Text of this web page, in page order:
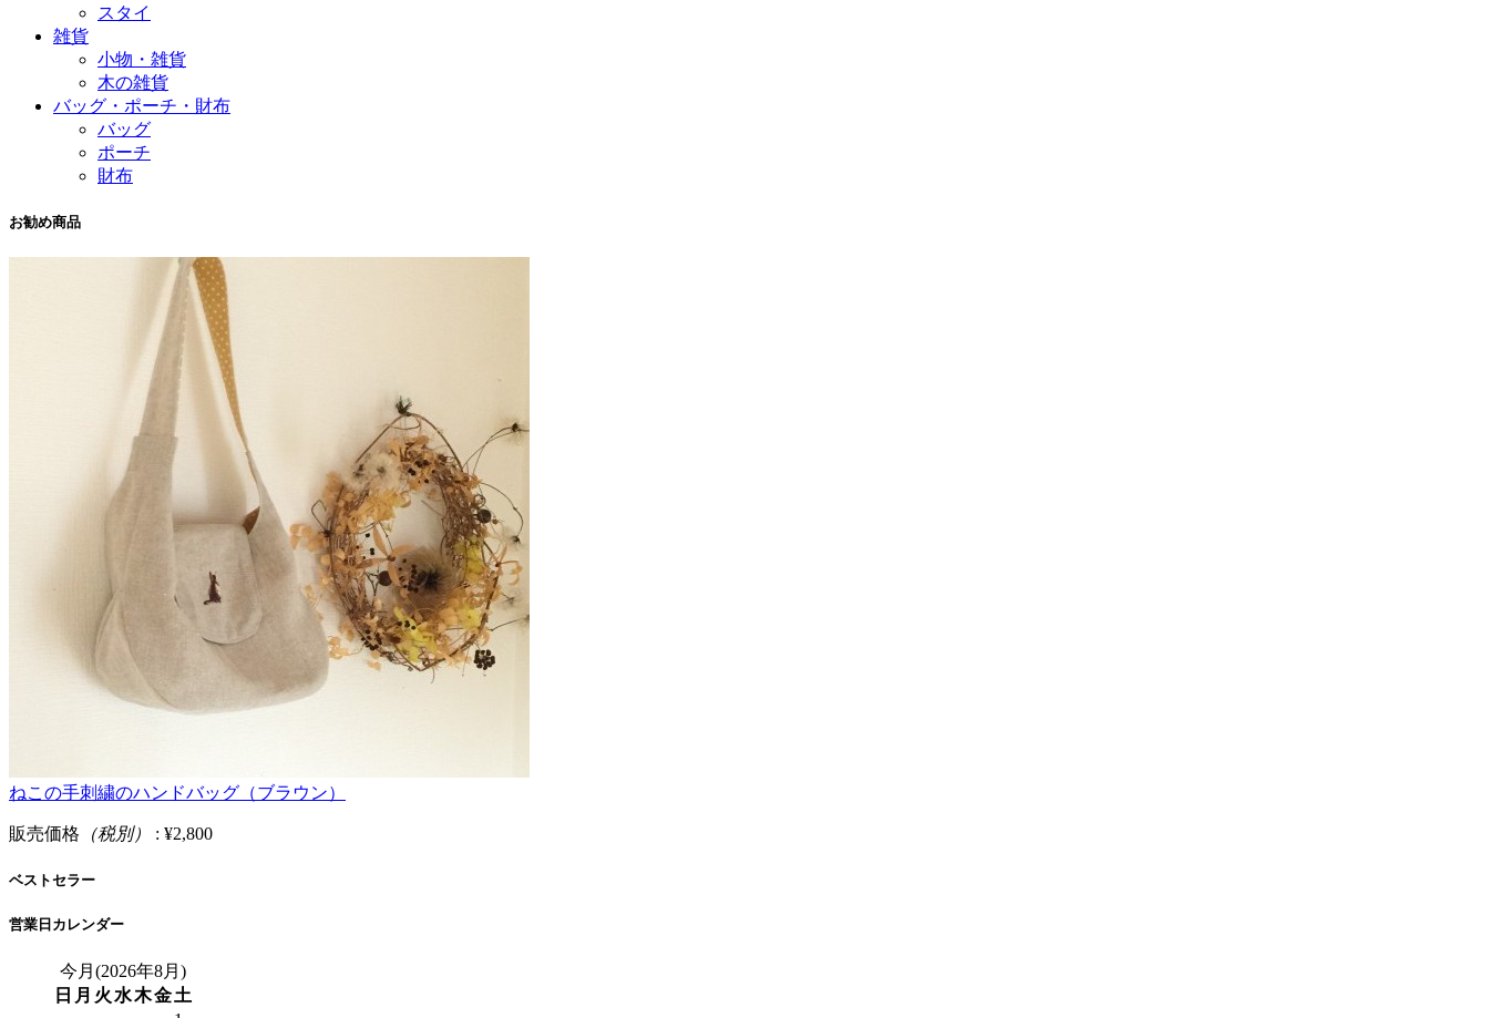
スタイ
雑貨
小物・雑貨
木の雑貨
バッグ・ポーチ・財布
バッグ
ポーチ
財布
お勧め商品
ねこの手刺繍のハンドバッグ（ブラウン）
販売価格 （税別） : ¥2,800
ベストセラー
営業日カレンダー
今月(2026年8月)
日 月 火 水木金土